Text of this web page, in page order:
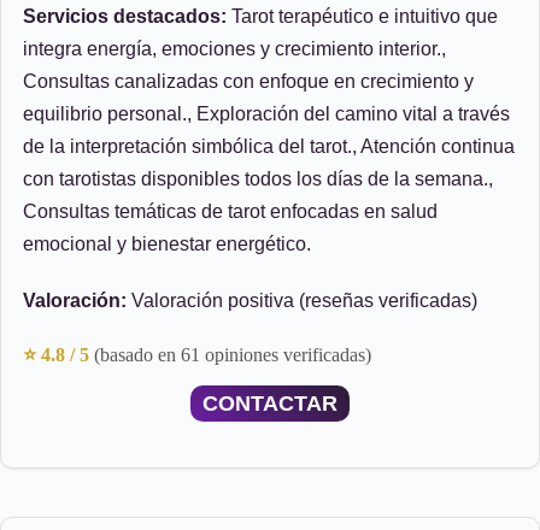
Servicios destacados: Tarot terapéutico e intuitivo que
integra energía, emociones y crecimiento interior.,
Consultas canalizadas con enfoque en crecimiento y
equilibrio personal., Exploración del camino vital a través
de la interpretación simbólica del tarot., Atención continua
con tarotistas disponibles todos los días de la semana.,
Consultas temáticas de tarot enfocadas en salud
emocional y bienestar energético.
Valoración: Valoración positiva (reseñas verificadas)
⭐ 4.8 / 5 (basado en 61 opiniones verificadas)
CONTACTAR